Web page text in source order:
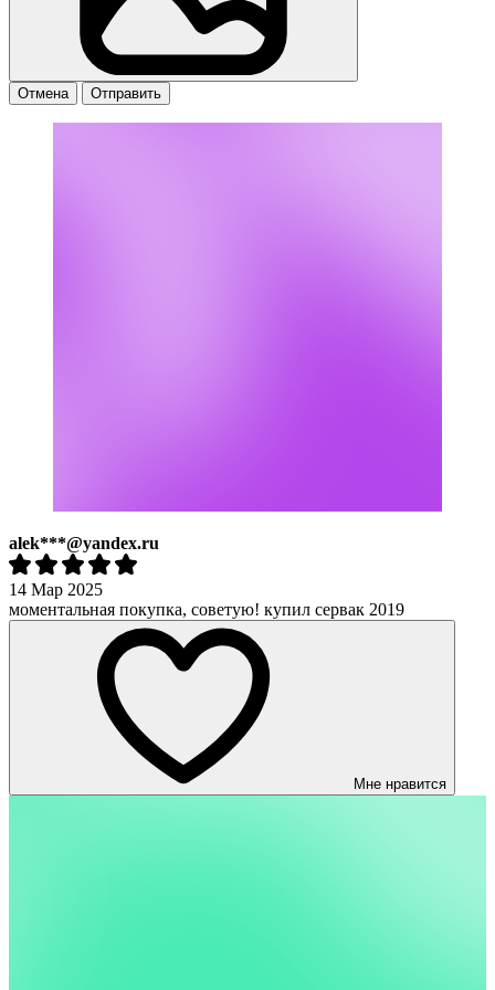
Отмена Отправить
alek***@yandex.ru
14 Мар 2025
моментальная покупка, советую! купил сервак 2019
Мне нравится